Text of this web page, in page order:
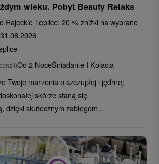
wieku. Pobyt Beauty Relaks
Rajeckie Teplice: 20 % zniżki na wybrane
Od 2 NoceŚniadanie I Kolacja
Twoje marzenia o szczupłej i jędrnej
skórze staną się
dzięki skutecznym zabiegom...